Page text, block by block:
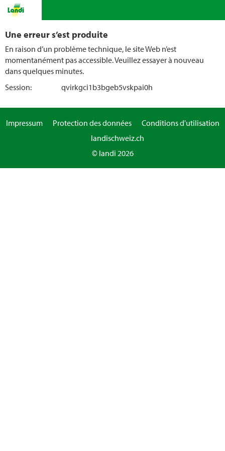
Une erreur s’est produite
En raison d’un problème technique, le site Web n’est
momentanément pas accessible. Veuillez essayer à nouveau
dans quelques minutes.
Session:
qvirkgci1b3bgeb5vskpai0h
Impressum Protection des données
Conditions d'utilisation
landischweiz.ch
© landi 2026